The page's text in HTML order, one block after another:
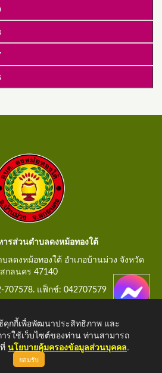
ารส่วนตำบลดงหม้อทองใต้
ลดงหม้อทองใต้ อำเภอบ้านม่วง จังหวัด
สกลนคร 47140
707578. แฟ็กช์: 042707579
© 2026 All Right Resive
คุกกี้เพื่อพัฒนาประสิทธิภาพ และ
รใช้เว็บไซต์ของท่าน ท่านสามารถ
นโยบายคุ้มครองข้อมูลส่วนบุคคล.
ยอมรับ